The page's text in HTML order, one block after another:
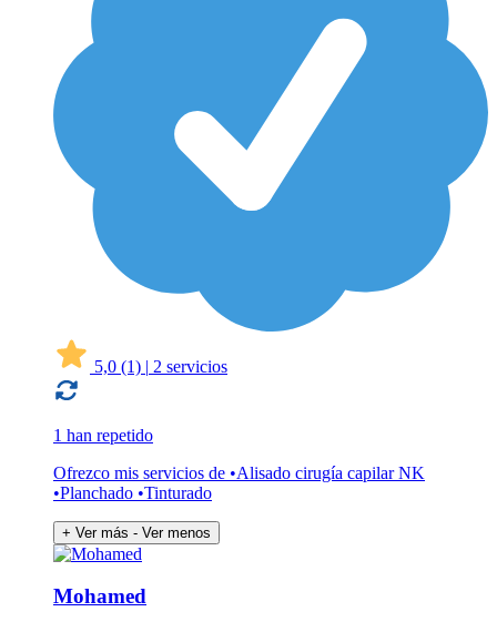
5,0 (1) | 2 servicios
1 han repetido
Ofrezco mis servicios de •Alisado cirugía capilar NK
•Planchado •Tinturado
+ Ver más - Ver menos
Mohamed